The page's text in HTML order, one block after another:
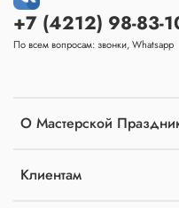
О Мастерской
Клиентам
+7 (4212) 98-83-
По всем вопросам: звонки, Whatsapp